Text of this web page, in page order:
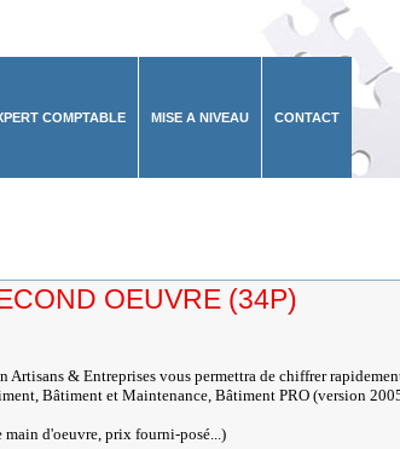
COMPTABLE MISE A NIVEAU CONTACT
OEUVRE (34P)
Artisans & Entreprises vous permettra de chiffrer
Bâtiment et Maintenance, Bâtiment PRO (version
d'oeuvre, prix fourni-posé...)